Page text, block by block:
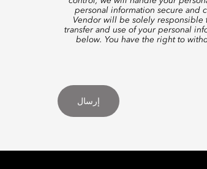
personal information secure and
Vendor will be solely responsible
transfer and use of your personal
below. You have the right to
إرسال